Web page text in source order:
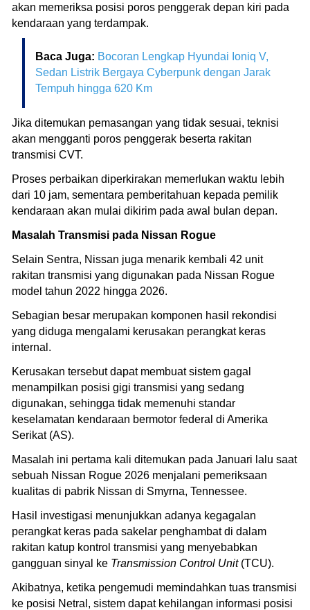
akan memeriksa posisi poros penggerak depan kiri pada
kendaraan yang terdampak.
Baca Juga: Bocoran Lengkap Hyundai Ioniq V,
Sedan Listrik Bergaya Cyberpunk dengan Jarak
Tempuh hingga 620 Km
Jika ditemukan pemasangan yang tidak sesuai, teknisi
akan mengganti poros penggerak beserta rakitan
transmisi CVT.
Proses perbaikan diperkirakan memerlukan waktu lebih
dari 10 jam, sementara pemberitahuan kepada pemilik
kendaraan akan mulai dikirim pada awal bulan depan.
Masalah Transmisi pada Nissan Rogue
Selain Sentra, Nissan juga menarik kembali 42 unit
rakitan transmisi yang digunakan pada Nissan Rogue
model tahun 2022 hingga 2026.
Sebagian besar merupakan komponen hasil rekondisi
yang diduga mengalami kerusakan perangkat keras
internal.
Kerusakan tersebut dapat membuat sistem gagal
menampilkan posisi gigi transmisi yang sedang
digunakan, sehingga tidak memenuhi standar
keselamatan kendaraan bermotor federal di Amerika
Serikat (AS).
Masalah ini pertama kali ditemukan pada Januari lalu saat
sebuah Nissan Rogue 2026 menjalani pemeriksaan
kualitas di pabrik Nissan di Smyrna, Tennessee.
Hasil investigasi menunjukkan adanya kegagalan
perangkat keras pada sakelar penghambat di dalam
rakitan katup kontrol transmisi yang menyebabkan
gangguan sinyal ke Transmission Control Unit(TCU).
Akibatnya, ketika pengemudi memindahkan tuas transmisi
ke posisi Netral, sistem dapat kehilangan informasi posisi